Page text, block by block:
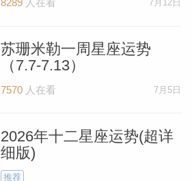
8289人在看 7月12日
苏珊米勒一周星座运势
（7.7-7.13）
7570人在看 7月5日
2026年十二星座运势(超详
细版)
推荐